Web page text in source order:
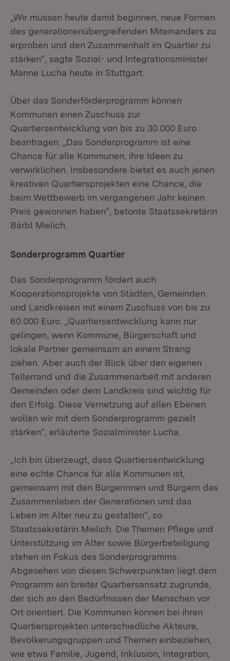
„Wir müssen heute damit beginnen, neue Formen
des generationenübergreifenden Miteinanders zu
erproben und den Zusammenhalt im Quartier zu
stärken“, sagte Sozial- und Integrationsminister
Manne Lucha heute in Stuttgart.
Über das Sonderförderprogramm können
Kommunen einen Zuschuss zur
Quartiersentwicklung von bis zu 30.000 Euro
beantragen. „Das Sonderprogramm ist eine
Chance für alle Kommunen, ihre Ideen zu
verwirklichen. Insbesondere bietet es auch jenen
kreativen Quartiersprojekten eine Chance, die
beim Wettbewerb im vergangenen Jahr keinen
Preis gewonnen haben“, betonte Staatssekretärin
Bärbl Mielich.
Sonderprogramm Quartier
Das Sonderprogramm fördert auch
Kooperationsprojekte von Städten, Gemeinden
und Landkreisen mit einem Zuschuss von bis zu
60.000 Euro. „Quartiersentwicklung kann nur
gelingen, wenn Kommune, Bürgerschaft und
lokale Partner gemeinsam an einem Strang
ziehen. Aber auch der Blick über den eigenen
Tellerrand und die Zusammenarbeit mit anderen
Gemeinden oder dem Landkreis sind wichtig für
den Erfolg. Diese Vernetzung auf allen Ebenen
wollen wir mit dem Sonderprogramm gezielt
stärken“, erläuterte Sozialminister Lucha.
„Ich bin überzeugt, dass Quartiersentwicklung
eine echte Chance für alle Kommunen ist,
gemeinsam mit den Bürgerinnen und Bürgern das
Zusammenleben der Generationen und das
Leben im Alter neu zu gestalten“, so
Staatssekretärin Mielich. Die Themen Pflege und
Unterstützung im Alter sowie Bürgerbeteiligung
stehen im Fokus des Sonderprogramms.
Abgesehen von diesen Schwerpunkten liegt dem
Programm ein breiter Quartiersansatz zugrunde,
der sich an den Bedürfnissen der Menschen vor
Ort orientiert. Die Kommunen können bei ihren
Quartiersprojekten unterschiedliche Akteure,
Bevölkerungsgruppen und Themen einbeziehen,
wie etwa Familie, Jugend, Inklusion, Integration,